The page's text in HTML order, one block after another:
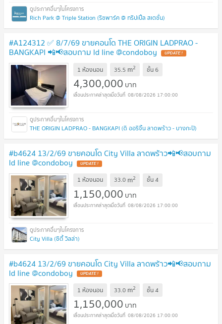
Rich Park @ Triple Station (ริชพาร์ค @ ทริปเปิ้ล สเตชั่น)
#A124312 ✅ 8/7/69 ขายคอนโด THE ORIGIN LADPRAO -
BANGKAPI 📲📢สอบถาม ld line @condoboy UPDATE !
1 ห้องนอน 35.5 m2 ชั้น6
4,300,000 บาท
08/08/2026 17:00:00
THE ORIGIN LADPRAO - BANGKAPI (ดิ ออริจิ้น ลาดพร้าว - บางกะปิ)
#b4624 13/2/69 ขายคอนโด City Villa ลาดพร้าว📲📢สอบถาม
ld line @condoboy UPDATE !
1 ห้องนอน 33.0 m2 ชั้น4
1,150,000 บาท
08/08/2026 17:00:00
City Villa (ซิตี้ วิลล่า)
#b4624 13/2/69 ขายคอนโด City Villa ลาดพร้าว📲📢สอบถาม
ld line @condoboy UPDATE !
1 ห้องนอน 33.0 m2 ชั้น4
1,150,000 บาท
08/08/2026 17:00:00